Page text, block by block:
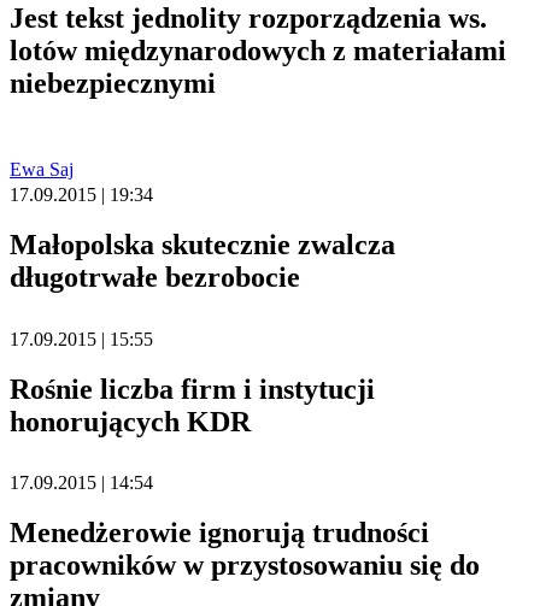
Jest tekst jednolity rozporządzenia ws.
lotów międzynarodowych z materiałami
niebezpiecznymi
Ewa Saj
17.09.2015 | 19:34
Małopolska skutecznie zwalcza
długotrwałe bezrobocie
17.09.2015 | 15:55
Rośnie liczba firm i instytucji
honorujących KDR
17.09.2015 | 14:54
Menedżerowie ignorują trudności
pracowników w przystosowaniu się do
zmiany